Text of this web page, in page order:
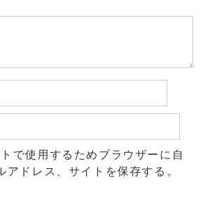
で使用するためブラウザーに自
アドレス、サイトを保存する。